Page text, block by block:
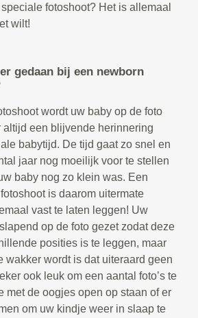
fotoshoot? Het is allemaal
wilt!
gedaan bij een newborn
wordt uw baby op de foto
altijd een blijvende herinnering
babytijd. De tijd gaat zo snel en
jaar nog moeilijk voor te stellen
baby nog zo klein was. Een
is daarom uitermate
vast te laten leggen! Uw
op de foto gezet zodat deze
posities is te leggen, maar
wakker wordt is dat uiteraard geen
ook leuk om een aantal foto’s te
met de oogjes open op staan of er
om uw kindje weer in slaap te